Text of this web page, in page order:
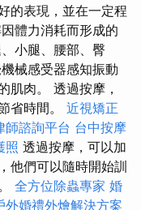
的表現，並在一定程
體力消耗而形成的
小腿、腰部、臀
械感受器感知振動
肌肉。 透過按摩，
省時間。 近視矯正
師諮詢平台 台中按摩
照 透過按摩，可以加
他們可以隨時開始訓
全方位除蟲專家 婚
外婚禮外燴解決方案